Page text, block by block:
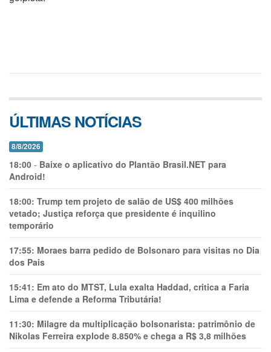
ÚLTIMAS NOTÍCIAS
8/8/2026
18:00 - Baixe o aplicativo do Plantão Brasil.NET para
Android!
18:00: Trump tem projeto de salão de US$ 400 milhões
vetado; Justiça reforça que presidente é inquilino
temporário
17:55: Moraes barra pedido de Bolsonaro para visitas no Dia
dos Pais
15:41: Em ato do MTST, Lula exalta Haddad, critica a Faria
Lima e defende a Reforma Tributária!
11:30: Milagre da multiplicação bolsonarista: patrimônio de
Nikolas Ferreira explode 8.850% e chega a R$ 3,8 milhões